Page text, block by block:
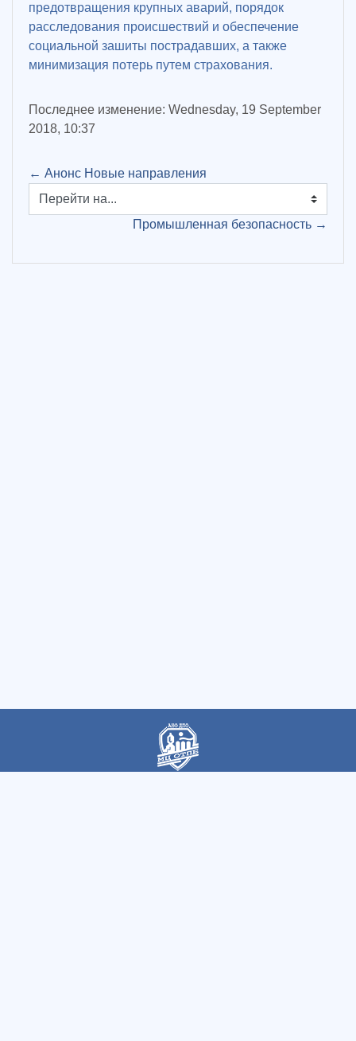
предотвращения крупных аварий, порядок
расследования происшествий и обеспечение
социальной зашиты пострадавших, а также
минимизация потерь путем страхования.
Последнее изменение: Wednesday, 19 September
2018, 10:37
← Анонс Новые направления
Перейти на...
Промышленная безопасность →